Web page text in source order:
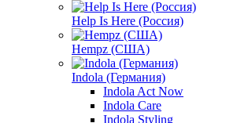
Help Is Here (Россия)
Hempz (США)
Indola (Германия)
Indola Act Now
Indola Care
Indola Styling